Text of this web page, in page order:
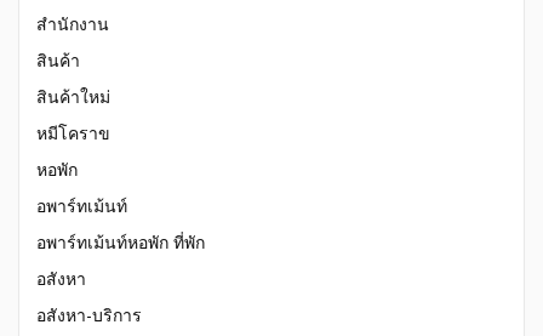
สำนักงาน
สินค้า
สินค้าใหม่
หมีโคราข
หอพัก
อพาร์ทเม้นท์
อพาร์ทเม้นท์หอพัก ที่พัก
อสังหา
อสังหา-บริการ